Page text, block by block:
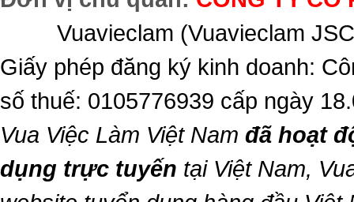
Vuavieclam (Vuavieclam
Giấy phép đăng ký kinh doanh:
số thuế: 0105776939 cấp ngày
Vua Việc Làm Việt Nam đã hoạt
dụng trực tuyến tại Việt Nam,